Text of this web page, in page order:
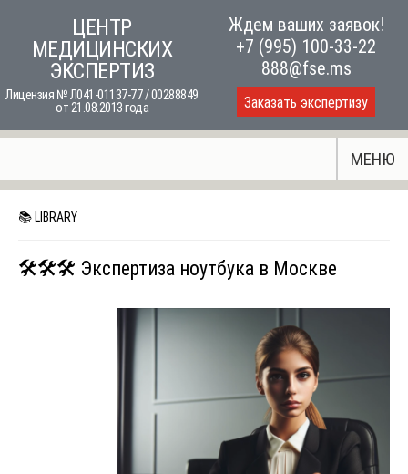
content
ЦЕНТР
МЕДИЦИНСКИХ
ЭКСПЕРТИЗ
Лицензия № Л041-01137-77 / 00288849
от 21.08.2013 года
Ждем ваших заявок!
+7 (995) 100-33-22
888@fse.ms
Заказать экспертизу
МЕНЮ
📚 LIBRARY
🛠️🛠️🛠️ Экспертиза ноутбука в Москве